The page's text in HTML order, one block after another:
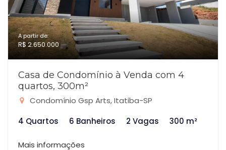
A partir de:
R$ 2.650.000
Casa de Condomínio à Venda com 4
quartos, 300m²
Condomínio Gsp Arts, Itatiba-SP
4 Quartos
6 Banheiros 2 Vagas 300 m²
Mais informações